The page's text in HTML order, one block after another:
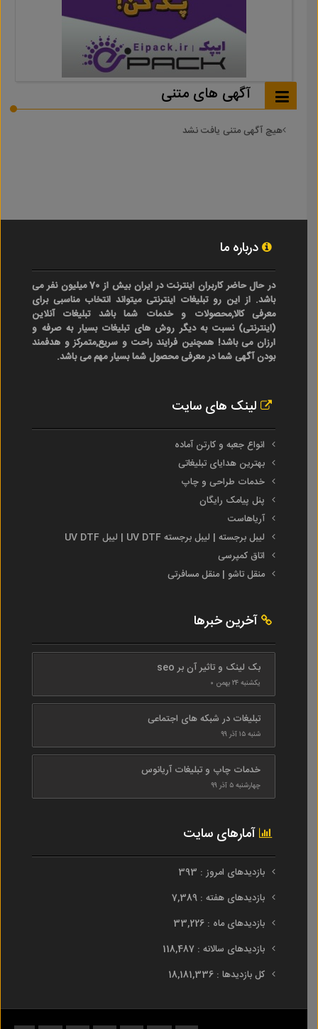
آگهی های متنی
هیچ آگهی متنی یافت نشد
درباره ما
در حال حاضر کاربران اینترنت در ایران بیش از 70 میلیون نفر می
باشد. از این رو تبلیغات اینترنتی میتواند انتخاب مناسبی برای
معرفی کالا,محصولات و خدمات شما باشد تبلیغات آنلاین
(اینترنتی) نسبت به دیگر روش های تبلیغات بسیار به صرفه و
ارزان می باشد! همچنین فرایند راحت و سریع,متمرکز و هدفمند
بودن آگهی شما در معرفی محصول شما بسیار مهم می باشد.
لینک های سایت
انواع جعبه و کارتن آماده
بهترین هدایای تبلیغاتی
خدمات طراحی و چاپ
پنل پیامک رایگان
آریاهاست
لیبل برجسته | لیبل برجسته UV DTF | لیبل UV DTF
اتاق کمپرسی
منقل تاشو | منقل مسافرتی
آخرین خبرها
بک لینک و تاثیر آن بر seo
یکشنبه ۲۴ بهمن ۰
تبلیغات در شبکه های اجتماعی
شنبه ۱۵ آذر ۹۹
خدمات چاپ و تبلیغات آریانوس
چهارشنبه ۵ آذر ۹۹
آمارهای سایت
بازدیدهای امروز : 393
بازدیدهای هفته : 7,389
بازدیدهای ماه : 33,226
بازدیدهای سالانه : 118,487
کل بازدیدها : 18,181,336